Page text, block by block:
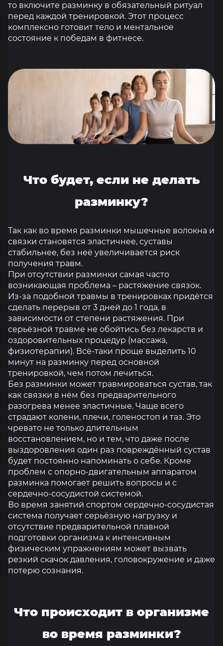
то включите разминку в обязательный ритуал
перед каждой тренировкой. Этот процесс
комплексно готовит тело и ментальное
состояние к победам в фитнесе.
Что будет, если не делать
разминку?
Так как во время разминки мышечные волокна и
связки становятся эластичнее, суставы
стабильнее, без неё увеличивается риск
получения травм.
При отсутствии разминки самая часто
возникающая проблема – растяжение связок.
Из-за подобной травмы в тренировках придётся
сделать перерыв от 3 дней до 1 года, в
зависимости от степени растяжения. При
серьёзной травме не обойтись без лекарств и
оздоровительных процедур (массажа,
физиотерапии). Всё-таки проще выделить 10
минут на разминку перед основной
тренировкой, чем потом лечиться.
Без разминки может травмироваться сустав, так
как связки в нём без предварительного
разогрева менее эластичные. Чаще всего
страдают колени, плечи, голеностоп и таз. Это
чревато не только длительным
восстановлением, но и тем, что даже после
выздоровления один раз повреждённый сустав
будет постоянно напоминать о себе. Кроме
проблем с опорно-двигательным аппаратом
разминка помогает решить вопросы и с
сердечно-сосудистой системой.
Во время занятий спортом сердечно-сосудистая
система получает серьёзную нагрузку и
отсутствие предварительной плавной
подготовки организма к интенсивным
физическим упражнениям может вызвать
резкий скачок давления, головокружение и даже
потерю сознания.
Что происходит в организме
во время разминки?